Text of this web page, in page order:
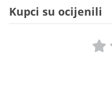
Kupci su ocijenili